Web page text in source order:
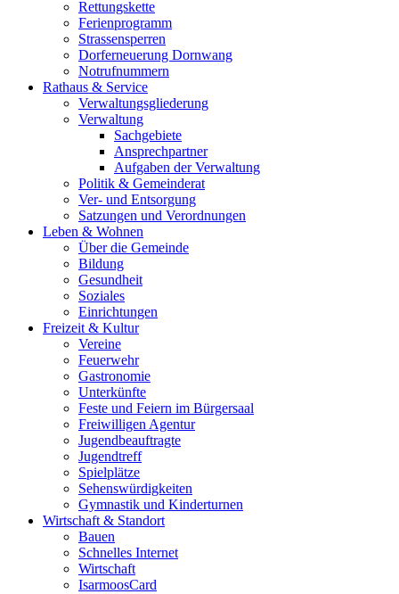
Rettungskette
Ferienprogramm
Strassensperren
Dorferneuerung Dornwang
Notrufnummern
Rathaus & Service
Verwaltungsgliederung
Verwaltung
Sachgebiete
Ansprechpartner
Aufgaben der Verwaltung
Politik & Gemeinderat
Ver- und Entsorgung
Satzungen und Verordnungen
Leben & Wohnen
Über die Gemeinde
Bildung
Gesundheit
Soziales
Einrichtungen
Freizeit & Kultur
Vereine
Feuerwehr
Gastronomie
Unterkünfte
Feste und Feiern im Bürgersaal
Freiwilligen Agentur
Jugendbeauftragte
Jugendtreff
Spielplätze
Sehenswürdigkeiten
Gymnastik und Kinderturnen
Wirtschaft & Standort
Bauen
Schnelles Internet
Wirtschaft
IsarmoosCard